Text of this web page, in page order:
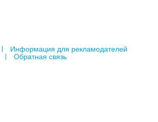
Информация для рекламодателей
Обратная связь